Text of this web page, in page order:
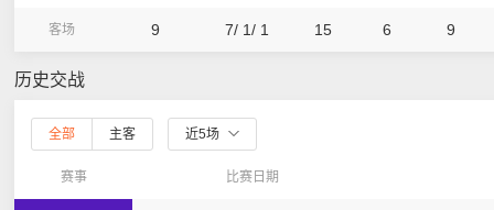
客场 9 7/ 1/ 1 15 6 9
历史交战
全部 主客 近5场
赛事 比赛日期